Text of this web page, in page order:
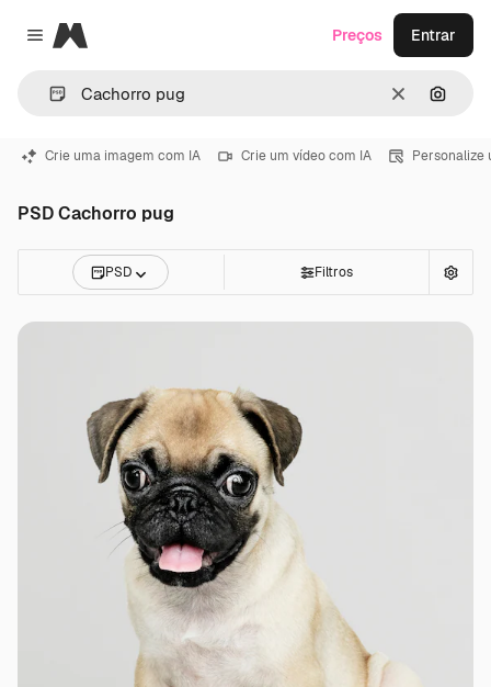
Close menu
Magnific
Limpar
Preços Entrar
Crie uma imagem com IA Crie um vídeo com IA Personalize
PSD Cachorro pug
PSD Filtros